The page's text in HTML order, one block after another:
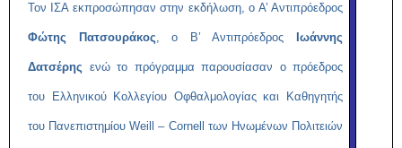
Τον ΙΣΑ εκπροσώπησαν στην εκδήλωση, ο Α’ Αντιπρόεδρος
Φώτης Πατσουράκος, ο Β’ Αντιπρόεδρος Ιωάννης
Δατσέρης ενώ το πρόγραμμα παρουσίασαν ο πρόεδρος
του Ελληνικού Κολλεγίου Οφθαλμολογίας και Καθηγητής
του Πανεπιστημίου Weill – Cornell των Ηνωμένων Πολιτειών